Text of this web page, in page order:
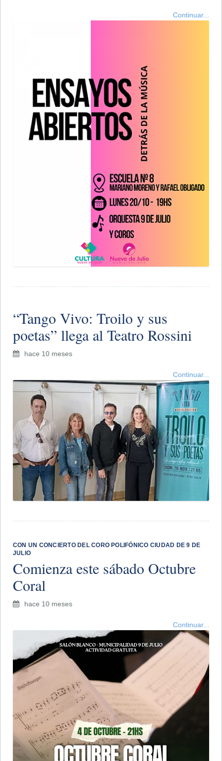
Continuar...
​“Tango Vivo: Troilo y sus
poetas” llega al Teatro Rossini
hace 10 meses
Continuar...
​CON UN CONCIERTO DEL CORO POLIFÓNICO CIUDAD DE 9 DE
JULIO
Comienza este sábado Octubre
Coral
hace 10 meses
Continuar...